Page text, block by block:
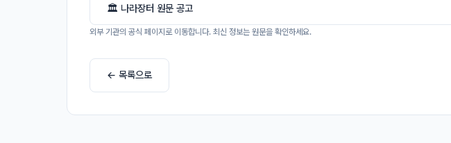
🏛 나라장터 원문 공고
외부 기관의 공식 페이지로 이동합니다. 최신 정보는 원문을 확인하세요.
← 목록으로